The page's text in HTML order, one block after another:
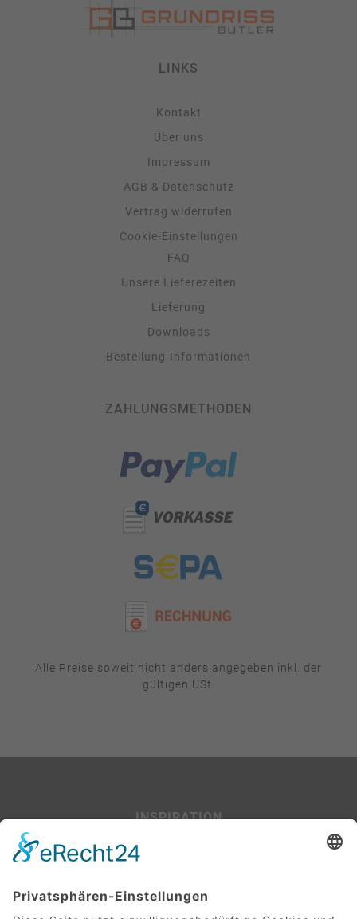
LINKS
Kontakt
Über uns
Impressum
AGB & Datenschutz
Vertrag widerrufen
Cookie-Einstellungen
FAQ
Unsere Lieferezeiten
Lieferung
Downloads
Bestellung-Informationen
ZAHLUNGSMETHODEN
Alle Preise soweit nicht anders angegeben inkl. der
gültigen USt.
INSPIRATION
Beispiel-Projekte
SERVICE